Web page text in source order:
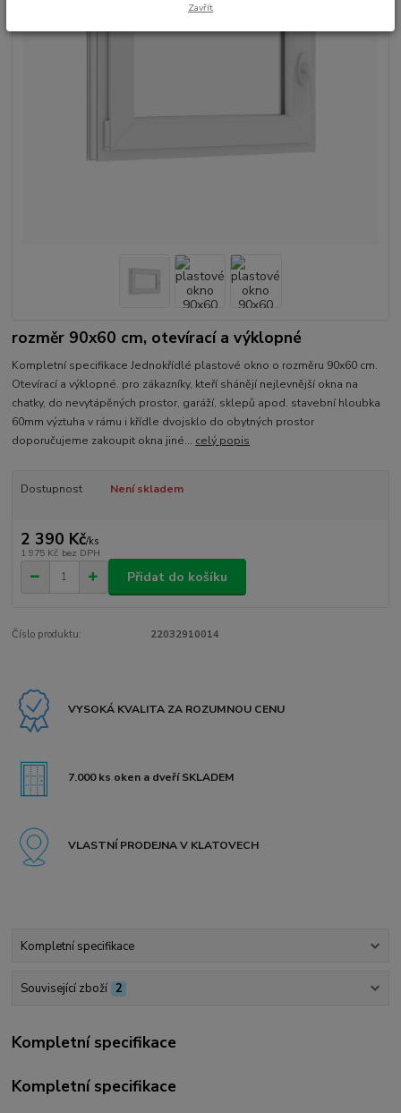
rozměr 90x60 cm, otevírací a výklopné
Kompletní specifikace Jednokřídlé plastové okno o rozměru 90x60 cm.
Otevírací a výklopné. pro zákazníky, kteří shánějí nejlevnější okna na
chatky, do nevytápěných prostor, garáží, sklepů apod. stavební hloubka
60mm výztuha v rámu i křídle dvojsklo do obytných prostor
doporučujeme zakoupit okna jiné... celý popis
Dostupnost Není skladem
2 390 Kč/ks
1 975 Kč bez DPH
Přidat do košíku
Číslo produktu: 22032910014
VYSOKÁ KVALITA ZA ROZUMNOU CENU
7.000 ks oken a dveří SKLADEM
VLASTNÍ PRODEJNA V KLATOVECH
Kompletní specifikace
Související zboží 2
Kompletní specifikace
Kompletní specifikace
Zavřít